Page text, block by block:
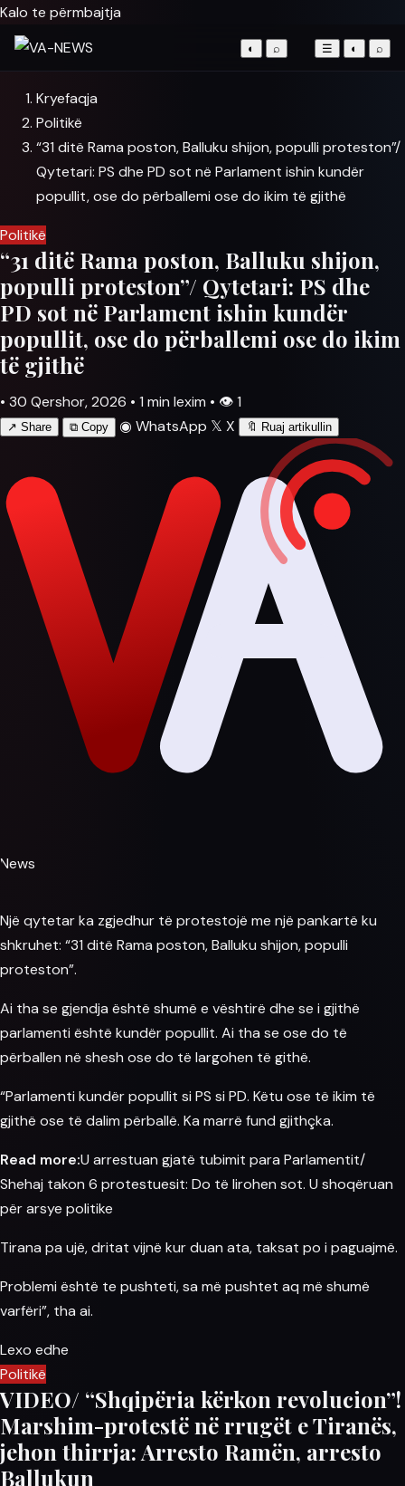
Kalo te përmbajtja
◐ ⌕ ☰ ◐ ⌕
Kryefaqja
Politikë
“31 ditë Rama poston, Balluku shijon, populli proteston”/
Qytetari: PS dhe PD sot në Parlament ishin kundër
popullit, ose do përballemi ose do ikim të gjithë
Politikë
“31 ditë Rama poston, Balluku shijon,
populli proteston”/ Qytetari: PS dhe
PD sot në Parlament ishin kundër
popullit, ose do përballemi ose do ikim
të gjithë
• 30 Qershor, 2026 • 1 min lexim • 👁1
↗ Share ⧉ Copy ◉ WhatsApp 𝕏 X 🔖 Ruaj artikullin
News
Një qytetar ka zgjedhur të protestojë me një pankartë ku
shkruhet: “31 ditë Rama poston, Balluku shijon, populli
proteston”.
Ai tha se gjendja është shumë e vështirë dhe se i gjithë
parlamenti është kundër popullit. Ai tha se ose do të
përballen në shesh ose do të largohen të githë.
“Parlamenti kundër popullit si PS si PD. Këtu ose të ikim të
gjithë ose të dalim përballë. Ka marrë fund gjithçka.
Read more:U arrestuan gjatë tubimit para Parlamentit/
Shehaj takon 6 protestuesit: Do të lirohen sot. U shoqëruan
për arsye politike
Tirana pa ujë, dritat vijnë kur duan ata, taksat po i paguajmë.
Problemi është te pushteti, sa më pushtet aq më shumë
varfëri”, tha ai.
Lexo edhe
Politikë
VIDEO/ “Shqipëria kërkon revolucion”!
Marshim-protestë në rrugët e Tiranës,
jehon thirrja: Arresto Ramën, arresto
Ballukun